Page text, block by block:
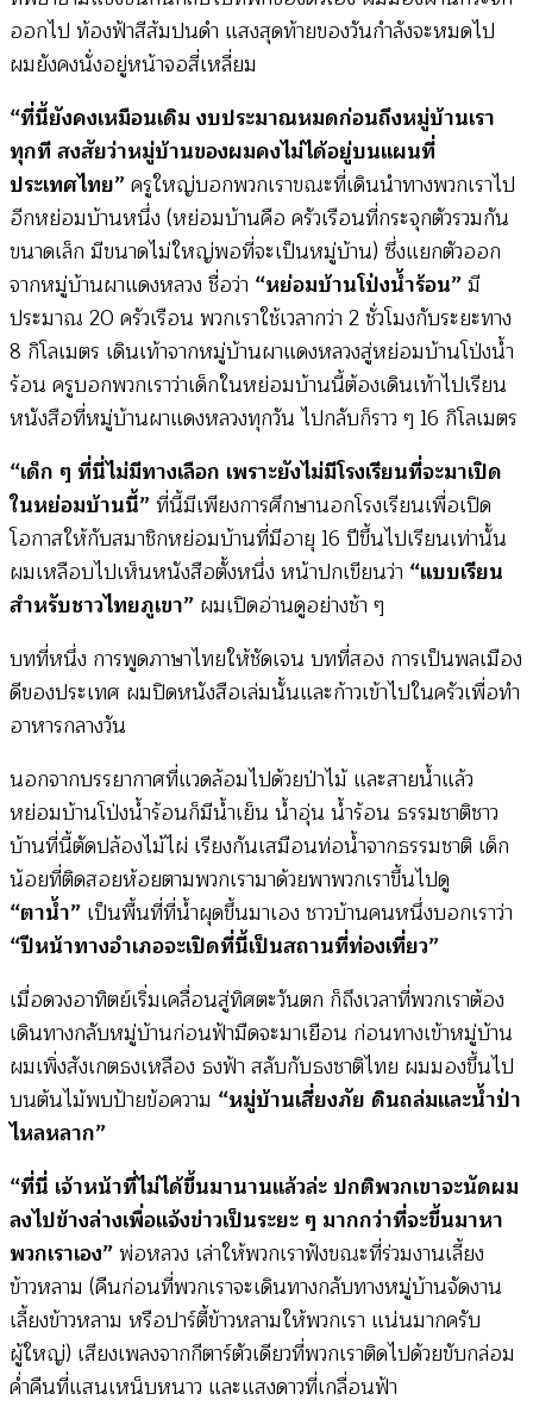
ออกไป ท้องฟ้าสีส้มปนดำ แสงสุดท้ายของวันกำลังจะหมดไป
ผมยังคงนั่งอยู่หน้าจอสี่เหลี่ยม
“ที่นี้ยังคงเหมือนเดิม งบประมาณหมดก่อนถึงหมู่บ้านเรา
ทุกที สงสัยว่าหมู่บ้านของผมคงไม่ได้อยู่บนแผนที่
ประเทศไทย”ครูใหญ่บอกพวกเราขณะที่เดินนำทางพวกเราไป
อีกหย่อมบ้านหนึ่ง (หย่อมบ้านคือ ครัวเรือนที่กระจุกตัวรวมกัน
ขนาดเล็ก มีขนาดไม่ใหญ่พอที่จะเป็นหมู่บ้าน) ซึ่งแยกตัวออก
จากหมู่บ้านผาแดงหลวง ชื่อว่า “หย่อมบ้านโป่งน้ำร้อน”มี
ประมาณ 20 ครัวเรือน พวกเราใช้เวลากว่า 2 ชั่วโมงกับระยะทาง
8 กิโลเมตร เดินเท้าจากหมู่บ้านผาแดงหลวงสู่หย่อมบ้านโป่งน้ำ
ร้อน ครูบอกพวกเราว่าเด็กในหย่อมบ้านนี้ต้องเดินเท้าไปเรียน
หนังสือที่หมู่บ้านผาแดงหลวงทุกวัน ไปกลับก็ราว ๆ 16 กิโลเมตร
“เด็ก ๆ ที่นี่ไม่มีทางเลือก เพราะยังไม่มีโรงเรียนที่จะมาเปิด
ในหย่อมบ้านนี้”ที่นี้มีเพียงการศึกษานอกโรงเรียนเพื่อเปิด
โอกาสให้กับสมาชิกหย่อมบ้านที่มีอายุ 16 ปีขึ้นไปเรียนเท่านั้น
ผมเหลือบไปเห็นหนังสือตั้งหนึ่ง หน้าปกเขียนว่า “แบบเรียน
สำหรับชาวไทยภูเขา” ผมเปิดอ่านดูอย่างช้า ๆ
บทที่หนึ่ง การพูดภาษาไทยให้ชัดเจน บทที่สอง การเป็นพลเมือง
ดีของประเทศ ผมปิดหนังสือเล่มนั้นและก้าวเข้าไปในครัวเพื่อทำ
อาหารกลางวัน
นอกจากบรรยากาศที่แวดล้อมไปด้วยป่าไม้ และสายน้ำแล้ว
หย่อมบ้านโป่งน้ำร้อนก็มีน้ำเย็น น้ำอุ่น น้ำร้อน ธรรมชาติชาว
บ้านที่นี้ตัดปล้องไม้ไผ่ เรียงกันเสมือนท่อน้ำจากธรรมชาติ เด็ก
น้อยที่ติดสอยห้อยตามพวกเรามาด้วยพาพวกเราขึ้นไปดู
“ตาน้ำ” เป็นพื้นที่ที่น้ำผุดขึ้นมาเอง ชาวบ้านคนหนึ่งบอกเราว่า
“ปีหน้าทางอำเภอจะเปิดที่นี้เป็นสถานที่ท่องเที่ยว”
เมื่อดวงอาทิตย์เริ่มเคลื่อนสู่ทิศตะวันตก ก็ถึงเวลาที่พวกเราต้อง
เดินทางกลับหมู่บ้านก่อนฟ้ามืดจะมาเยือน ก่อนทางเข้าหมู่บ้าน
ผมเพิ่งสังเกตธงเหลือง ธงฟ้า สลับกับธงชาติไทย ผมมองขึ้นไป
บนต้นไม้พบป้ายข้อความ “หมู่บ้านเสี่ยงภัย ดินถล่มและน้ำป่า
ไหลหลาก”
“ที่นี่ เจ้าหน้าที่ไม่ได้ขึ้นมานานแล้วล่ะ ปกติพวกเขาจะนัดผม
ลงไปข้างล่างเพื่อแจ้งข่าวเป็นระยะ ๆ มากกว่าที่จะขึ้นมาหา
พวกเราเอง”พ่อหลวง เล่าให้พวกเราฟังขณะที่ร่วมงานเลี้ยง
ข้าวหลาม (คืนก่อนที่พวกเราจะเดินทางกลับทางหมู่บ้านจัดงาน
เลี้ยงข้าวหลาม หรือปาร์ตี้ข้าวหลามให้พวกเรา แน่นมากครับ
ผู้ใหญ่) เสียงเพลงจากกีตาร์ตัวเดียวที่พวกเราติดไปด้วยขับกล่อม
ค่ำคืนที่แสนเหน็บหนาว และแสงดาวที่เกลื่อนฟ้า